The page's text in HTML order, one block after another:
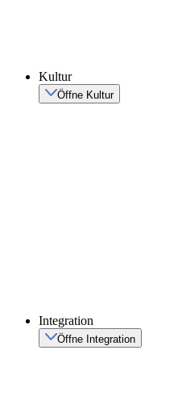
Kultur
Öffne Kultur
Integration
Öffne Integration